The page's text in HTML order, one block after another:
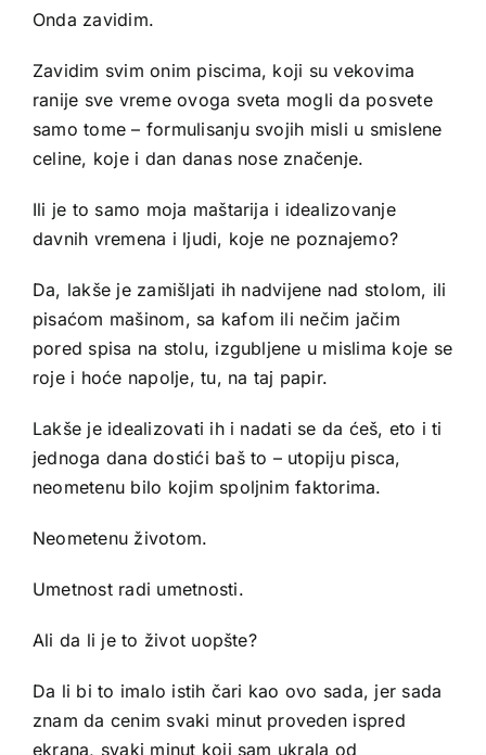
Onda zavidim.
Zavidim svim onim piscima, koji su vekovima
ranije sve vreme ovoga sveta mogli da posvete
samo tome – formulisanju svojih misli u smislene
celine, koje i dan danas nose značenje.
Ili je to samo moja maštarija i idealizovanje
davnih vremena i ljudi, koje ne poznajemo?
Da, lakše je zamišljati ih nadvijene nad stolom, ili
pisaćom mašinom, sa kafom ili nečim jačim
pored spisa na stolu, izgubljene u mislima koje se
roje i hoće napolje, tu, na taj papir.
Lakše je idealizovati ih i nadati se da ćeš, eto i ti
jednoga dana dostići baš to – utopiju pisca,
neometenu bilo kojim spoljnim faktorima.
Neometenu životom.
Umetnost radi umetnosti.
Ali da li je to život uopšte?
Da li bi to imalo istih čari kao ovo sada, jer sada
znam da cenim svaki minut proveden ispred
ekrana, svaki minut koji sam ukrala od